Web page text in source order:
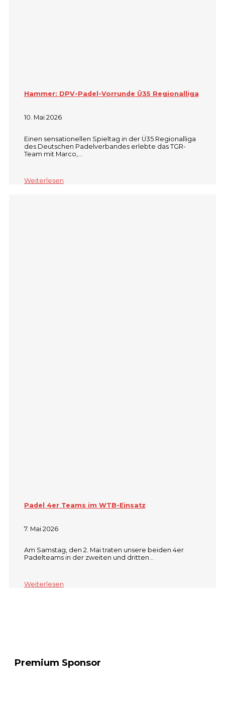
Hammer: DPV-Padel-Vorrunde Ü35 Regionalliga
10. Mai 2026
Einen sensationellen Spieltag in der Ü35 Regionalliga
des Deutschen Padelverbandes erlebte das TGR-
Team mit Marco,…
Weiterlesen
Padel 4er Teams im WTB-Einsatz
7. Mai 2026
Am Samstag, den 2. Mai traten unsere beiden 4er
Padelteams in der zweiten und dritten…
Weiterlesen
Premium Sponsor